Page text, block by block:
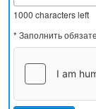
1000 characters left
* Заполнить